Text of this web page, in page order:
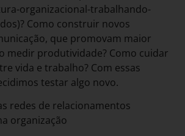
organizacional-trabalhando-
Como construir novos
que promovam maior
medir produtividade? Como cuidar
vida e trabalho? Com essas
testar algo novo.
redes de relacionamentos
organização